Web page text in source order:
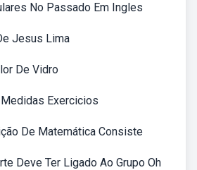
No Passado Em Ingles
Jesus Lima
De Vidro
Exercicios
De Matemática Consiste
Deve Ter Ligado Ao Grupo Oh